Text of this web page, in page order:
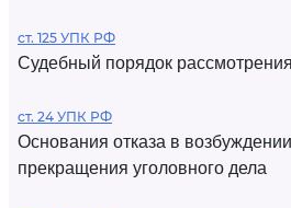
ст. 125 УПК РФ
Судебный порядок
ст. 24 УПК РФ
Основания отказа в
прекращения уголовного дела